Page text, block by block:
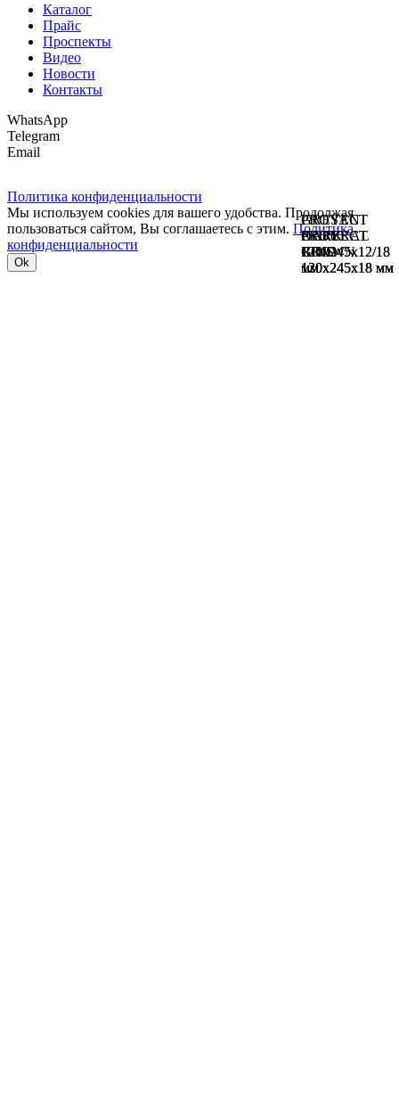
PROYECT
NATURAL
120x245x12/18
мм
PROYECT
GRIS
120x245x18 мм
PROYECT
OCRE
120x245x12/18
мм
PROYECT
ROJO
120x245x18 мм
GRESAN
DARK
BROWN
120x245x18 мм
Каталог
Прайс
Проспекты
Видео
Новости
Контакты
WhatsApp
Telegram
Email
Политика конфиденциальности
Мы используем cookies для вашего удобства. Продолжая
пользоваться сайтом, Вы соглашаетесь с этим. Политика
конфиденциальности
Ok